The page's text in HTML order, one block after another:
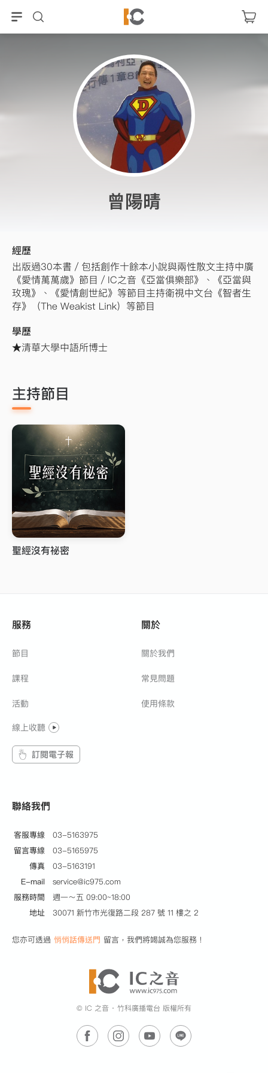
曾陽晴
經歷
出版過30本書／包括創作十餘本小說與兩性散文主持中廣
《愛情萬萬歲》節目／IC之音《亞當俱樂部》、《亞當與
玫瑰》、《愛情創世紀》等節目主持衛視中文台《智者生
存》（The Weakist Link）等節目
學歷
★清華大學中語所博士
主持節目
聖經沒有祕密
© IC 之音 ‧ 竹科廣播電台 版權所有
服務
節目
課程
活動
線上收聽
訂閱電子報
關於
關於我們
常見問題
使用條款
聯絡我們
客服專線
03-5163975
留言專線
03-5165975
傳真
03-5163191
E-mail
service@ic975.com
服務時間
週一～五 09:00~18:00
地址
30071 新竹市光復路二段 287 號 11 樓之 2
您亦可透過 悄悄話傳送門 留言，我們將竭誠為您服務！